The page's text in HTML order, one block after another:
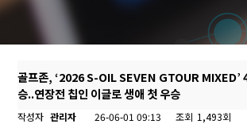
골프존, ‘2026 S-OIL SEVEN GTOUR MIXED’
승..연장전 칩인 이글로 생애 첫 우승
작성자 관리자 26-06-01 09:13 조회 1,493회